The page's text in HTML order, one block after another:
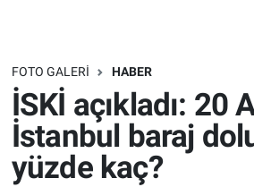
FOTO GALERI HABER
İSKİ açıkladı: 20
İstanbul baraj
yüzde kaç?
Bilim turu
Bilim ve Teknoloji Evreni
Doğa Konuşuyor
Dünya
Teknoloji
Sağlık
Trafik Durumu
Süper Lig Puan Durumu ve
Tüm Manşetler